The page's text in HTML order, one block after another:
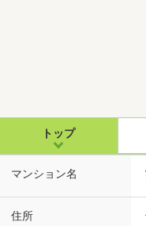
トップ
マンション名
住所